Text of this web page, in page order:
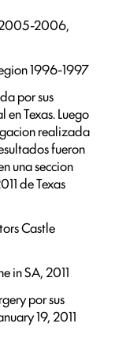
2005-2006,
1996-1997
por sus
Texas. Luego
realizada
fueron
una seccion
de Texas
Castle
in SA, 2011
por sus
19, 2011